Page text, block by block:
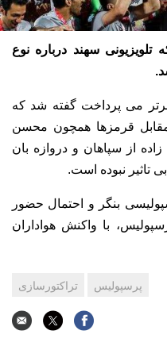
سهند درباره نوع
می پرداخت گفته شد که
مقابل قرمزها همچون محسن
از سپاهان و دروازه بان
تاثیر نبوده است.
بنگر و احتمال حضور
با واکنش هواداران
پرسپولیس تراکتورسازی